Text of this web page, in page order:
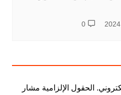
0
الحقول الإلزامية مشار